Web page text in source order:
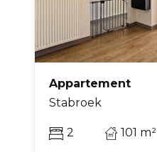
Appartement
Stabroek
2 101 m²